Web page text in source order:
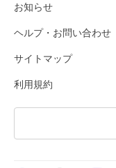
お知らせ
ヘルプ・お問い合わせ
サイトマップ
利用規約